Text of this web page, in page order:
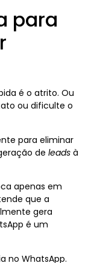
para
é o atrito. Ou
ou dificulte o
para eliminar
de leads à
apenas em
que a
gera
é um
no WhatsApp.